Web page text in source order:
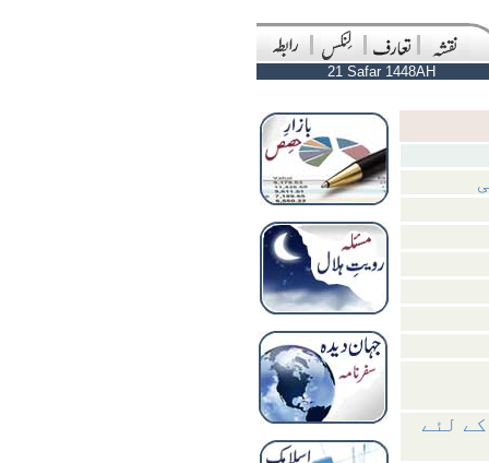
21 Safar 1448AH
لئے